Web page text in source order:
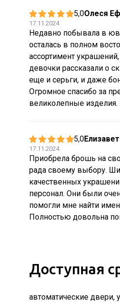
5,0Олеся
17.11.2024
Недавно побывала в
осталась в полном
ассортимент
девочки рассказали о
еще и серьги, и даже
Огромное спасибо за
великолепные изделия.
5,0
17.11.2024
Приобрела брошь на
рада своему выбору.
качественных
персонал. Они были
помогли мне найти
Полностью довольна
Доступная
автоматические